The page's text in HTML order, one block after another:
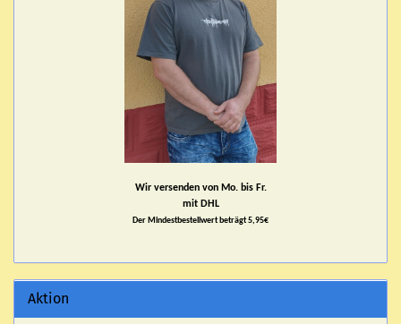
Wir versenden von Mo. bis Fr.
mit DHL
Der Mindestbestellwert beträgt 5,95€
Aktion